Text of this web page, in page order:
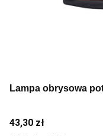
Lampa obrysowa
Cena
43,30 zł